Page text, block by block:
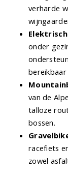
verharde
onder
van de
talloze
bossen.
racefiets
zowel